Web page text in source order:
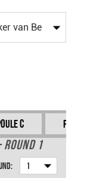
C Poule
1
1